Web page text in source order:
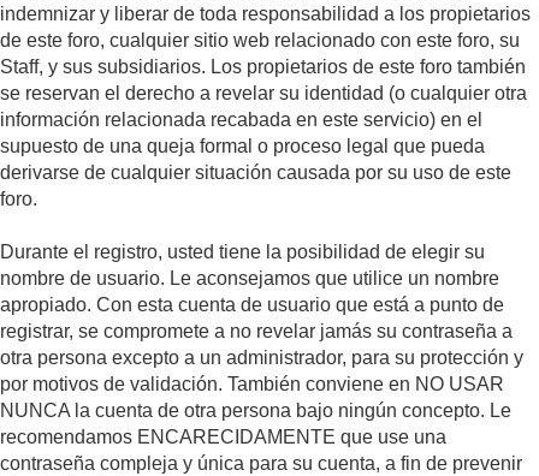
indemnizar y liberar de toda responsabilidad a los propietarios
de este foro, cualquier sitio web relacionado con este foro, su
Staff, y sus subsidiarios. Los propietarios de este foro también
se reservan el derecho a revelar su identidad (o cualquier otra
información relacionada recabada en este servicio) en el
supuesto de una queja formal o proceso legal que pueda
derivarse de cualquier situación causada por su uso de este
foro.
Durante el registro, usted tiene la posibilidad de elegir su
nombre de usuario. Le aconsejamos que utilice un nombre
apropiado. Con esta cuenta de usuario que está a punto de
registrar, se compromete a no revelar jamás su contraseña a
otra persona excepto a un administrador, para su protección y
por motivos de validación. También conviene en NO USAR
NUNCA la cuenta de otra persona bajo ningún concepto. Le
recomendamos ENCARECIDAMENTE que use una
contraseña compleja y única para su cuenta, a fin de prevenir